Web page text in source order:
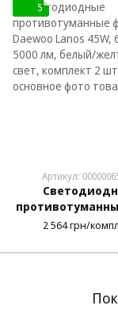
5
Артикул:
для Daewoo
желтый свет,
2 564 грн/